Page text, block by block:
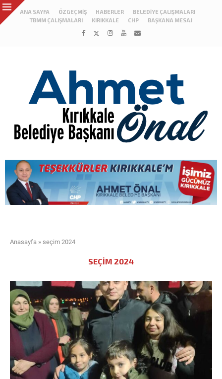
ANA SAYFA ÖZGEÇMIŞ HABERLER
BELEDIYE ÇALIŞMALARI
TBMM ÇALIŞMALARI
KIRIKKALE CHP BAŞKANA MESAJ
Anasayfa » seçim 2024
SEÇIM 2024